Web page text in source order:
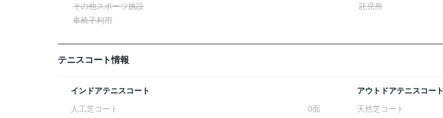
その他スポーツ施設
託児所
車椅子利用
テニスコート情報
インドアテニスコート
人工芝コート
0面
アウトドアテニスコー
天然芝コート